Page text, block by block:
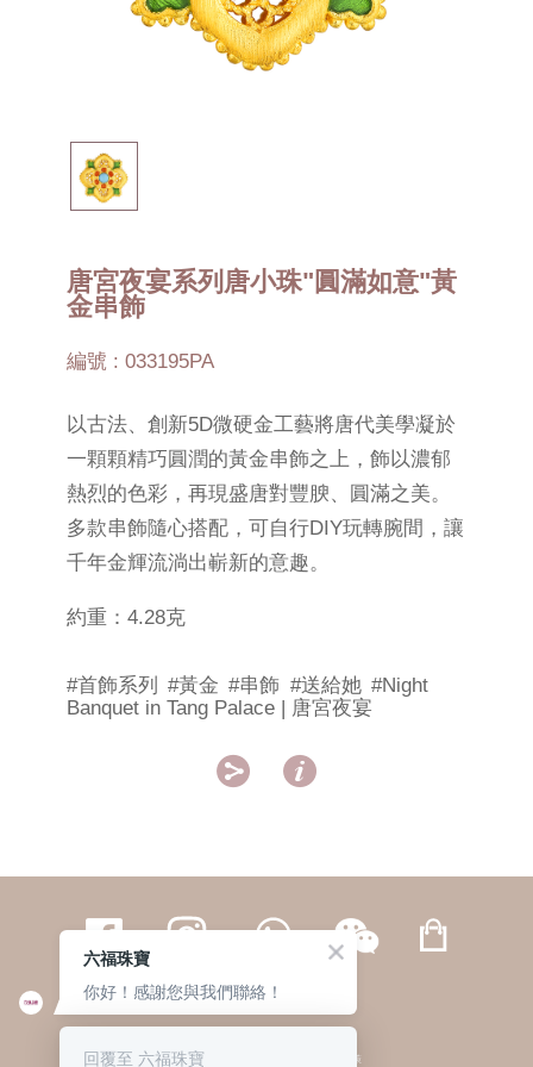
唐宮夜宴系列唐小珠"圓滿如意"黃
金串飾
編號 : 033195PA
以古法、創新5D微硬金工藝將唐代美學凝於
一顆顆精巧圓潤的黃金串飾之上，飾以濃郁
熱烈的色彩，再現盛唐對豐腴、圓滿之美。
多款串飾隨心搭配，可自行DIY玩轉腕間，讓
千年金輝流淌出嶄新的意趣。
約重：4.28克
#首飾系列 #黃金 #串飾 #送給她 #Night
Banquet in Tang Palace | 唐宮夜宴
 
繁體 | 簡体
© 六福集團 版權所有 不得轉載 私隱政策
六福珠寶
你好！感謝您與我們聯絡！
回覆至 六福珠寶